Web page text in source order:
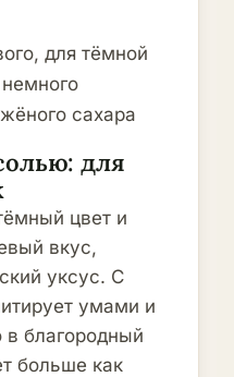
для тёмной
сахара
для
цвет и
вкус,
уксус. С
умами и
благородный
больше как